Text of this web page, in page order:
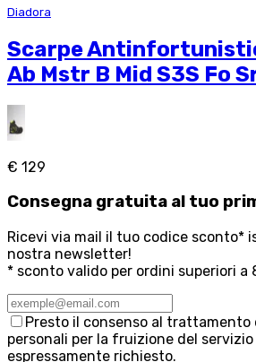
Diadora
Scarpe
Ab Mstr B Mid S3S Fo
€ 129
Consegna gratuita al tuo
Ricevi via mail il tuo codice sconto*
nostra newsletter!
* sconto valido per ordini superiori a
Presto il consenso al trattamento
personali per la fruizione del
espressamente richiesto.